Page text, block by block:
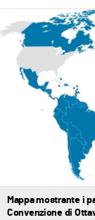
Mappa mostrante i
Convenzione di